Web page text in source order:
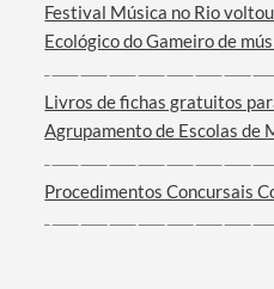
Filtros
Festival Música no Rio
Ecológico do Gameiro de
Livros de fichas gratuitos
Agrupamento de Escolas de
Procedimentos Concursais